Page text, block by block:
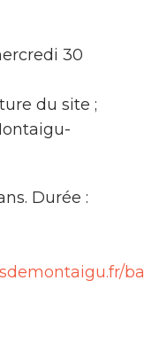
30
du site ;
Durée :